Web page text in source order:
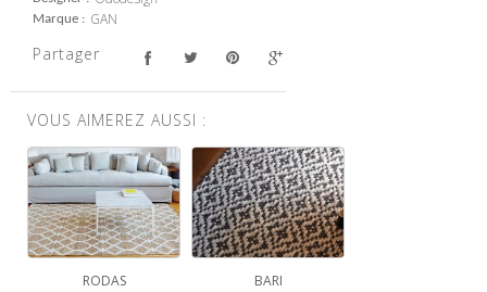
Marque GAN
Partager
VOUS AIMEREZ AUSSI :
RODAS BARI